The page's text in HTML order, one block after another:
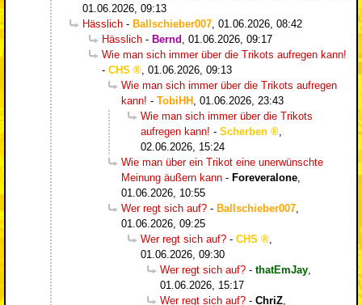
01.06.2026, 09:13
Hässlich - Ballschieber007 01.06.2026, 08:42
Hässlich - Bernd
01.06.2026, 09:17
Wie man sich immer über die Trikots aufregen kann!
- CHS
01.06.2026, 09:13
Wie man sich immer über die Trikots aufregen
kann! - TobiHH
01.06.2026, 23:43
Wie man sich immer über die Trikots
aufregen kann! - Scherben
02.06.2026, 15:24
Wie man über ein Trikot eine unerwünschte
Meinung äußern kann - Foreveralone
01.06.2026, 10:55
Wer regt sich auf? - Ballschieber007
01.06.2026, 09:25
Wer regt sich auf? - CHS
01.06.2026, 09:30
Wer regt sich auf? - thatEmJay
01.06.2026, 15:17
Wer regt sich auf? - ChriZ